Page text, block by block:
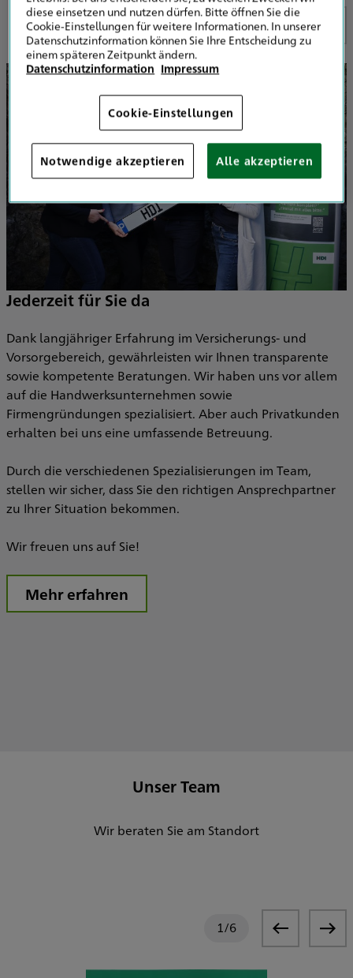
1/2
Jederzeit für Sie da
Dank langjähriger Erfahrung im Versicherungs- und
Vorsorgebereich, gewährleisten wir Ihnen transparente
sowie kompetente Beratungen. Wir haben uns vor allem
auf die Handwerksunternehmen sowie
Firmengründungen spezialisiert. Aber auch Privatkunden
erhalten bei uns eine umfassende Betreuung.
Durch die verschiedenen Spezialisierungen im Team,
stellen wir sicher, dass Sie den richtigen Ansprechpartner
zu Ihrer Situation bekommen.
Wir freuen uns auf Sie!
Mehr erfahren
Unser Team
Wir beraten Sie am Standort
1/6
diese einsetzen und nutzen dürfen. Bitte öffnen Sie die
Cookie-Einstellungen für weitere Informationen. In unserer
Datenschutzinformation können Sie Ihre Entscheidung zu
einem späteren Zeitpunkt ändern.
Datenschutzinformation Impressum
Cookie-Einstellungen
Notwendige akzeptieren Alle akzeptieren